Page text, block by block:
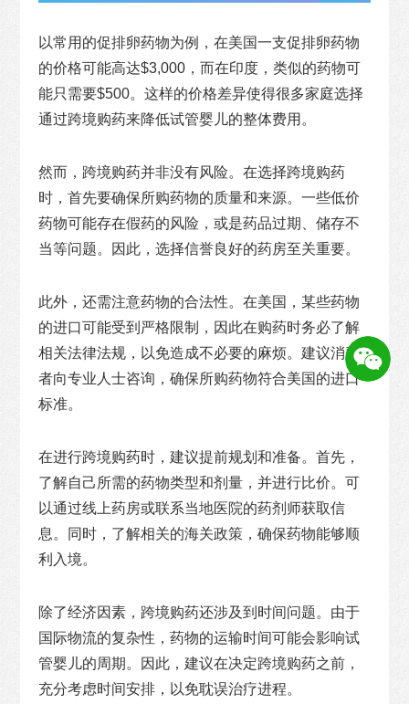
以常用的促排卵药物为例，在美国一支促排卵药物
的价格可能高达$3,000，而在印度，类似的药物可
能只需要$500。这样的价格差异使得很多家庭选择
通过跨境购药来降低试管婴儿的整体费用。
然而，跨境购药并非没有风险。在选择跨境购药
时，首先要确保所购药物的质量和来源。一些低价
药物可能存在假药的风险，或是药品过期、储存不
当等问题。因此，选择信誉良好的药房至关重要。
此外，还需注意药物的合法性。在美国，某些药物
的进口可能受到严格限制，因此在购药时务必了解
相关法律法规，以免造成不必要的麻烦。建议消费
者向专业人士咨询，确保所购药物符合美国的进口
标准。
在进行跨境购药时，建议提前规划和准备。首先，
了解自己所需的药物类型和剂量，并进行比价。可
以通过线上药房或联系当地医院的药剂师获取信
息。同时，了解相关的海关政策，确保药物能够顺
利入境。
除了经济因素，跨境购药还涉及到时间问题。由于
国际物流的复杂性，药物的运输时间可能会影响试
管婴儿的周期。因此，建议在决定跨境购药之前，
充分考虑时间安排，以免耽误治疗进程。